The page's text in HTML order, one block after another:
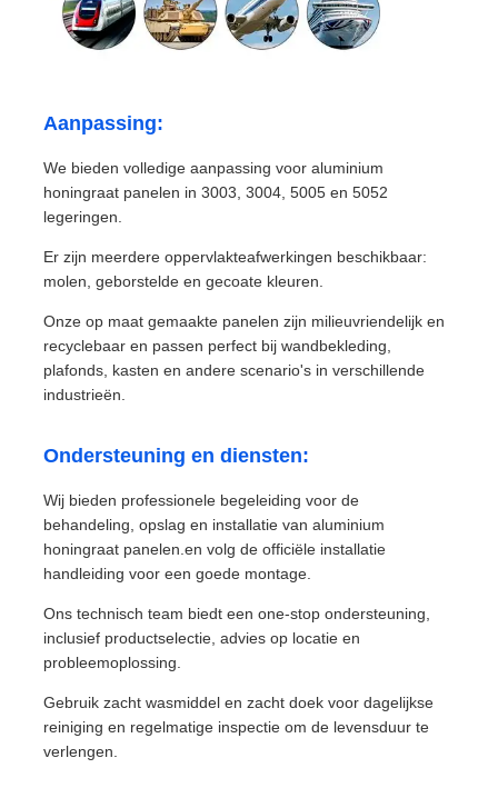
Aanpassing:
We bieden volledige aanpassing voor aluminium
honingraat panelen in 3003, 3004, 5005 en 5052
legeringen.
Er zijn meerdere oppervlakteafwerkingen beschikbaar:
molen, geborstelde en gecoate kleuren.
Onze op maat gemaakte panelen zijn milieuvriendelijk en
recyclebaar en passen perfect bij wandbekleding,
plafonds, kasten en andere scenario's in verschillende
industrieën.
Ondersteuning en diensten:
Wij bieden professionele begeleiding voor de
behandeling, opslag en installatie van aluminium
honingraat panelen.en volg de officiële installatie
handleiding voor een goede montage.
Ons technisch team biedt een one-stop ondersteuning,
inclusief productselectie, advies op locatie en
probleemoplossing.
Gebruik zacht wasmiddel en zacht doek voor dagelijkse
reiniging en regelmatige inspectie om de levensduur te
verlengen.